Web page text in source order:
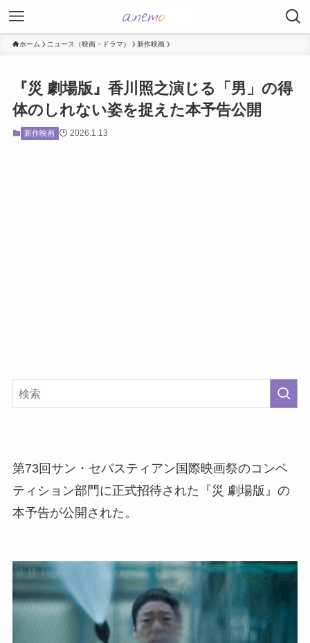
ホーム ニュース（映画・ドラマ） 新作映画
『災 劇場版』香川照之演じる「男」の得
体のしれない姿を捉えた本予告公開
新作映画 2026.1.13
第73回サン・セバスティアン国際映画祭のコンペ
ティション部門に正式招待された『災 劇場版』の
本予告が公開された。